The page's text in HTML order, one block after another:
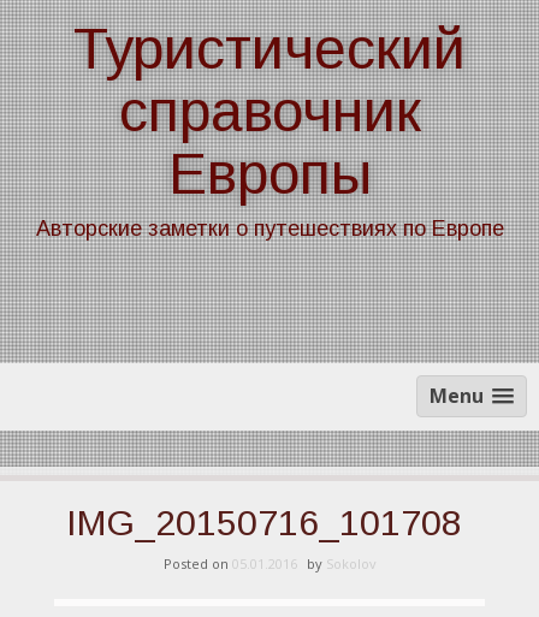
Skip
to
content
Туристический
справочник
Европы
Авторские заметки о путешествиях по Европе
Menu
IMG_20150716_101708
Posted on 05.01.2016 by Sokolov